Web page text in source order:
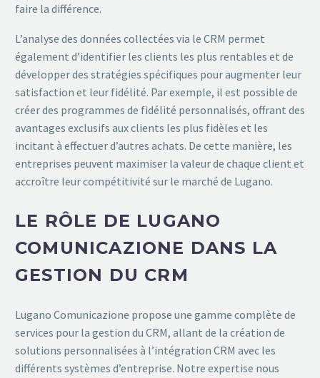
faire la différence.
L’analyse des données collectées via le CRM permet
également d’identifier les clients les plus rentables et de
développer des stratégies spécifiques pour augmenter leur
satisfaction et leur fidélité. Par exemple, il est possible de
créer des programmes de fidélité personnalisés, offrant des
avantages exclusifs aux clients les plus fidèles et les
incitant à effectuer d’autres achats. De cette manière, les
entreprises peuvent maximiser la valeur de chaque client et
accroître leur compétitivité sur le marché de Lugano.
LE RÔLE DE LUGANO
COMUNICAZIONE DANS LA
GESTION DU CRM
Lugano Comunicazione propose une gamme complète de
services pour la gestion du CRM, allant de la création de
solutions personnalisées à l’intégration CRM avec les
différents systèmes d’entreprise. Notre expertise nous